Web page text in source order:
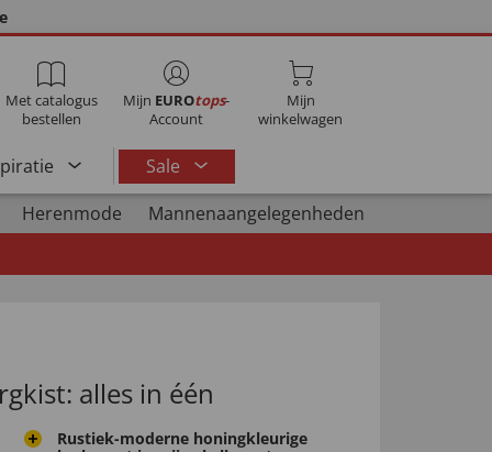
Met catalogus
bestellen
Mijn EUROtops-
Account
Mijn
winkelwagen
Sale
Herenmode
Mannenaangelegenheden
alles in één
Rustiek-moderne honingkleurige